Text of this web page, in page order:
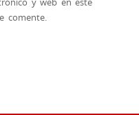
comente.